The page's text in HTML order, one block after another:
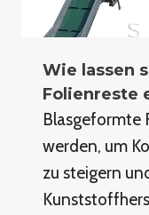
Wie lassen
Folienreste
Blasgeformte
werden, um
zu steigern